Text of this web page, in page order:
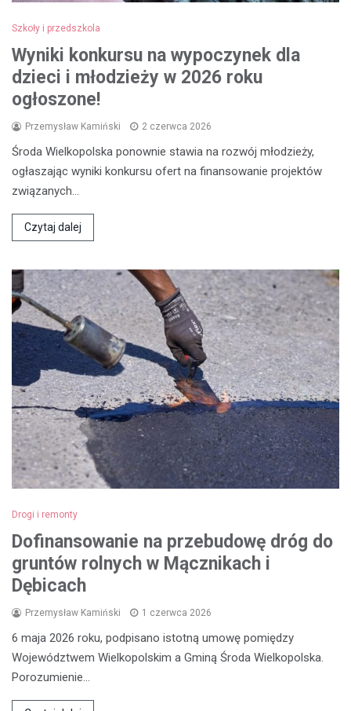
Szkoły i przedszkola
Wyniki konkursu na wypoczynek dla
dzieci i młodzieży w 2026 roku
ogłoszone!
Przemysław Kamiński 2 czerwca 2026
Środa Wielkopolska ponownie stawia na rozwój młodzieży,
ogłaszając wyniki konkursu ofert na finansowanie projektów
związanych…
Czytaj dalej
Drogi i remonty
Dofinansowanie na przebudowę dróg do
gruntów rolnych w Mącznikach i
Dębicach
Przemysław Kamiński 1 czerwca 2026
6 maja 2026 roku, podpisano istotną umowę pomiędzy
Województwem Wielkopolskim a Gminą Środa Wielkopolska.
Porozumienie…